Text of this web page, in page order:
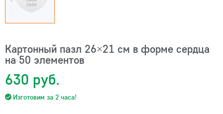
Картонный пазл 26×21 см в форме сердца
на 50 элементов
630 руб.
Изготовим за 2 часа!